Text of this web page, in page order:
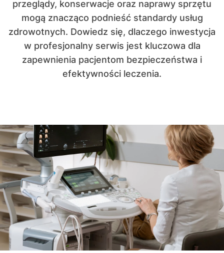
przeglądy, konserwacje oraz naprawy sprzętu
mogą znacząco podnieść standardy usług
zdrowotnych. Dowiedz się, dlaczego inwestycja
w profesjonalny serwis jest kluczowa dla
zapewnienia pacjentom bezpieczeństwa i
efektywności leczenia.